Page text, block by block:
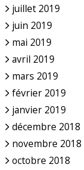
juillet 2019
juin 2019
mai 2019
avril 2019
mars 2019
février 2019
janvier 2019
décembre 2018
novembre 2018
octobre 2018